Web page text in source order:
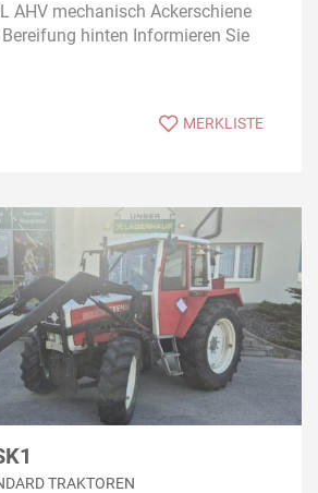
AHV mechanisch Ackerschiene
hinten Informieren Sie
MERKLISTE
TRAKTOREN